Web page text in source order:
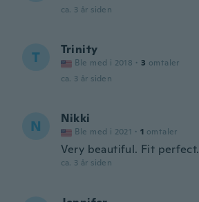
ca. 3 år siden
T Trinity
Ble med i 2018 · 3 omtaler
ca. 3 år siden
N Nikki
Ble med i 2021 · 1 omtaler
Very beautiful. Fit perfect.
ca. 3 år siden